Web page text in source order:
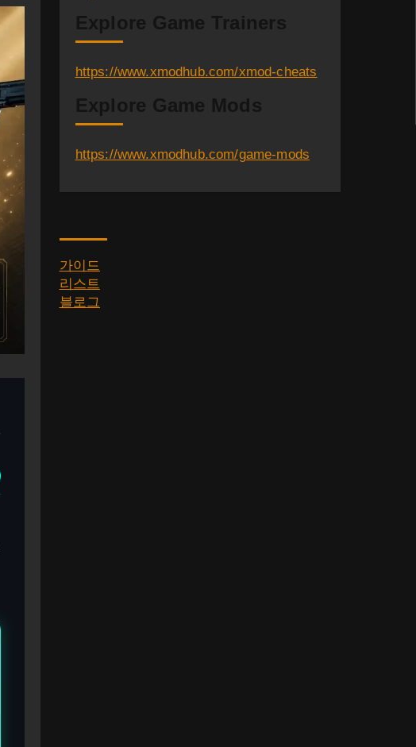
Explore Game Trainers
https://www.xmodhub.com/xmod-cheats
Explore Game Mods
https://www.xmodhub.com/game-mods
가이드
리스트
블로그